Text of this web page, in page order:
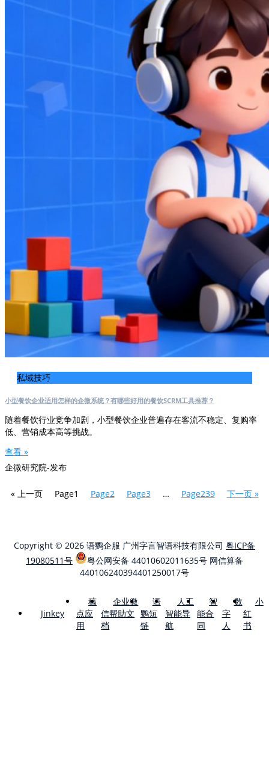
私域技巧
小型餐饮企业适用怎样的企微系统？有哪些好用的餐饮SCRM工具推荐？
随着餐饮行业竞争加剧，小型餐饮企业普遍存在客流不稳定、复购率
低、营销成本高等挑战。
查看 »
企微研究院-发布
« 上一页 Page1 Page2 Page3 … Page239 下一页 »
Copyright © 2026 语鹦企服 广州字言智语科技有限公司 粤ICP备
19080511号
粤公网安备 44010602011635号 网信算备
440106240394401250017号
Jinkey
稿
点应
用
企业微
信帮助文
档
语
鹦短
链
人工
智能导
航
智
能合
同
数
字
人
小
红
书